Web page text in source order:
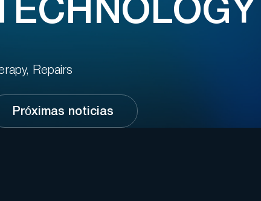
Repairs
Próximas noticias